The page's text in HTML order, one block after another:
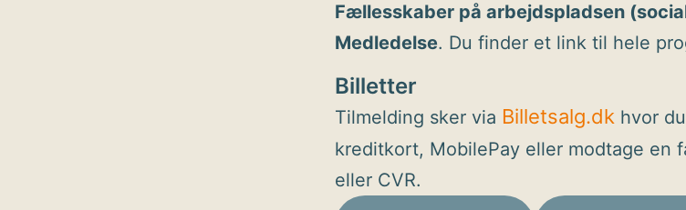
Fællesskaber på arbejdspladsen
Medledelse. Du finder et link til hele
Billetter
Tilmelding sker via Billetsalg.dk hvor
kreditkort, MobilePay eller modtage en
eller CVR.